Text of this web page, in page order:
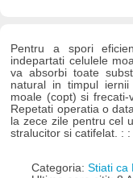
Pentru a spori
indepartati celulele
va absorbi toate
natural in timpul
moale (copt) si
Repetati operatia o
la zece zile pentru cel
stralucitor si catifelat. :
Categoria: Stiati ca